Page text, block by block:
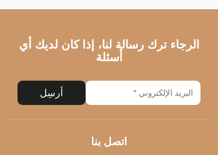
الرجاء ترك رسالة لنا، إذا كان لديك أي
أسئلة
أرسِل
اتصل بنا